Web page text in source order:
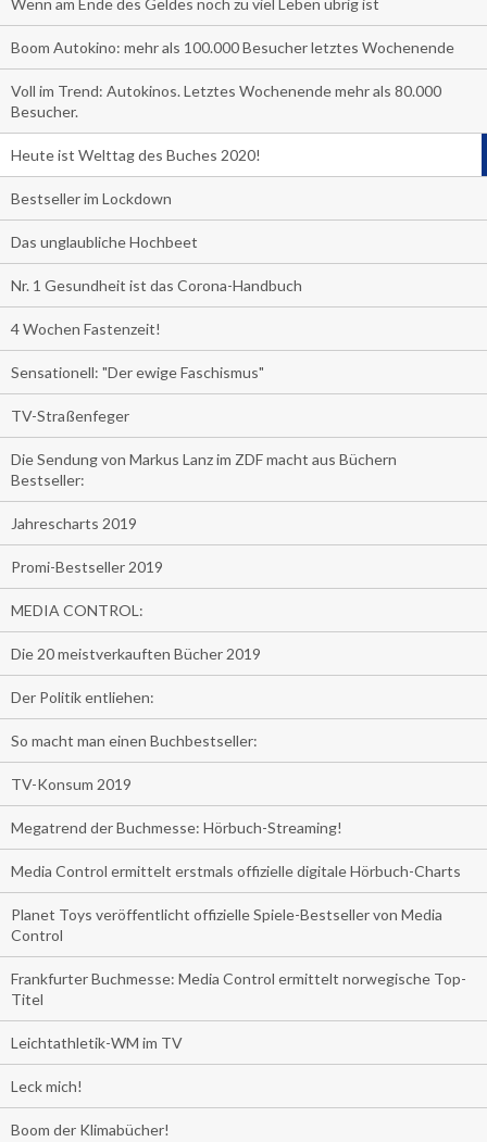
Wenn am Ende des Geldes noch zu viel Leben übrig ist
Boom Autokino: mehr als 100.000 Besucher letztes Wochenende
Voll im Trend: Autokinos. Letztes Wochenende mehr als 80.000
Besucher.
Heute ist Welttag des Buches 2020!
Bestseller im Lockdown
Das unglaubliche Hochbeet
Nr. 1 Gesundheit ist das Corona-Handbuch
4 Wochen Fastenzeit!
Sensationell: "Der ewige Faschismus"
TV-Straßenfeger
Die Sendung von Markus Lanz im ZDF macht aus Büchern
Bestseller:
Jahrescharts 2019
Promi-Bestseller 2019
MEDIA CONTROL:
Die 20 meistverkauften Bücher 2019
Der Politik entliehen:
So macht man einen Buchbestseller:
TV-Konsum 2019
Megatrend der Buchmesse: Hörbuch-Streaming!
Media Control ermittelt erstmals offizielle digitale Hörbuch-Charts
Planet Toys veröffentlicht offizielle Spiele-Bestseller von Media
Control
Frankfurter Buchmesse: Media Control ermittelt norwegische Top-
Titel
Leichtathletik-WM im TV
Leck mich!
Boom der Klimabücher!